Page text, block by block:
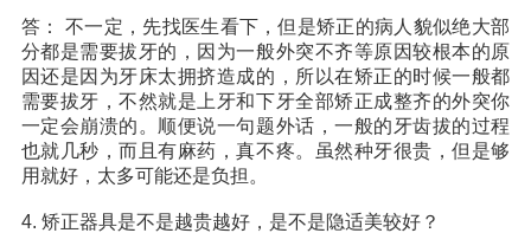
答： 不一定，先找医生看下，但是矫正的病人貌似绝大部
分都是需要拔牙的，因为一般外突不齐等原因较根本的原
因还是因为牙床太拥挤造成的，所以在矫正的时候一般都
需要拔牙，不然就是上牙和下牙全部矫正成整齐的外突你
一定会崩溃的。顺便说一句题外话，一般的牙齿拔的过程
也就几秒，而且有麻药，真不疼。虽然种牙很贵，但是够
用就好，太多可能还是负担。
4. 矫正器具是不是越贵越好，是不是隐适美较好？